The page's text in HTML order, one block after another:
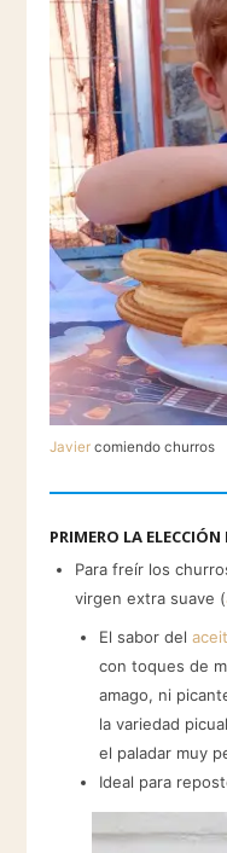
Javier comiendo churros
PRIMERO LA
Para freír los
virgen extra suave (
El sabor del
con toques de
amago, ni
la variedad
el paladar muy
Ideal para